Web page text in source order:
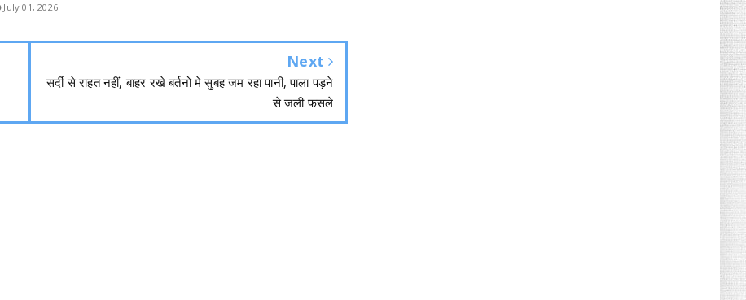
July 01, 2026
Next
सर्दी से राहत नहीं, बाहर रखे बर्तनो मे सुबह जम रहा पानी, पाला पड़ने
से जली फसले